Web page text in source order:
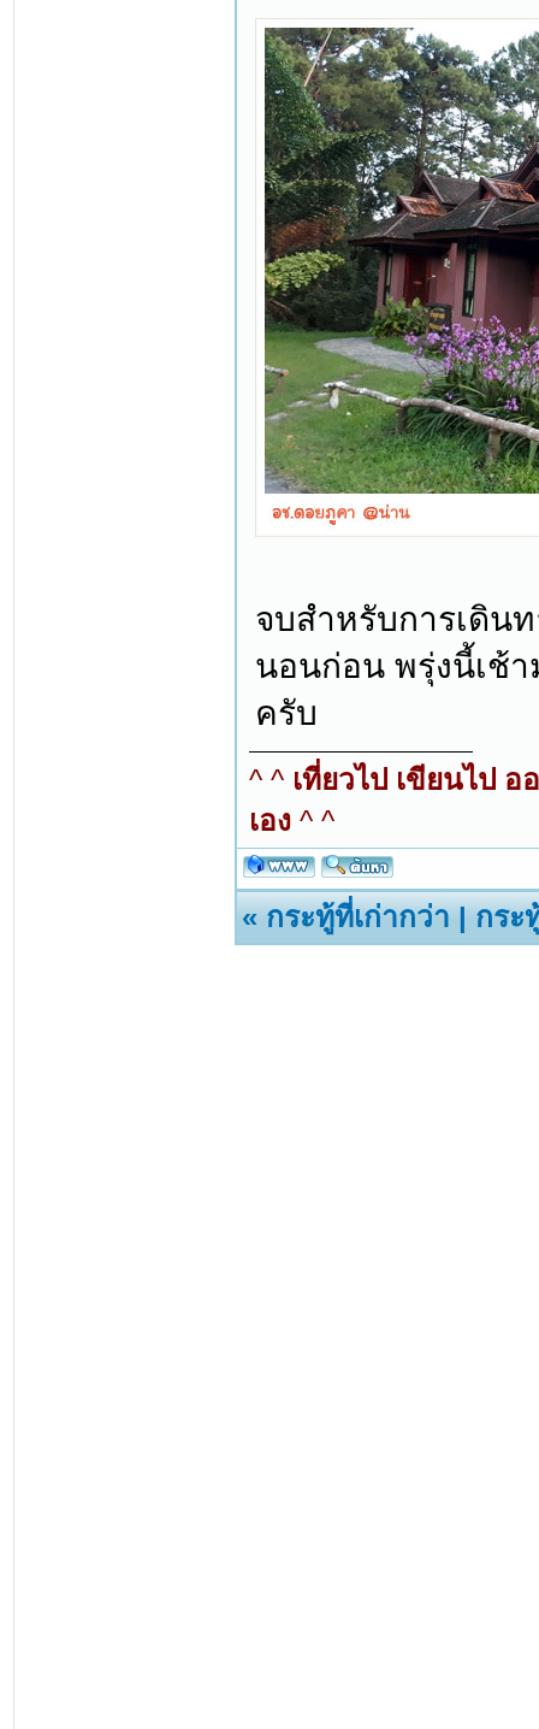
จบสำหรับการเดิน
นอนก่อน พรุ่งนี้เช้
ครับ
^ ^ เที่ยวไป เขียนไป
เอง ^ ^
«กระทู้ที่เก่ากว่า|กระ